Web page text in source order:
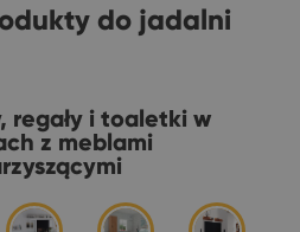
do jadalni
regały i toaletki w
z meblami